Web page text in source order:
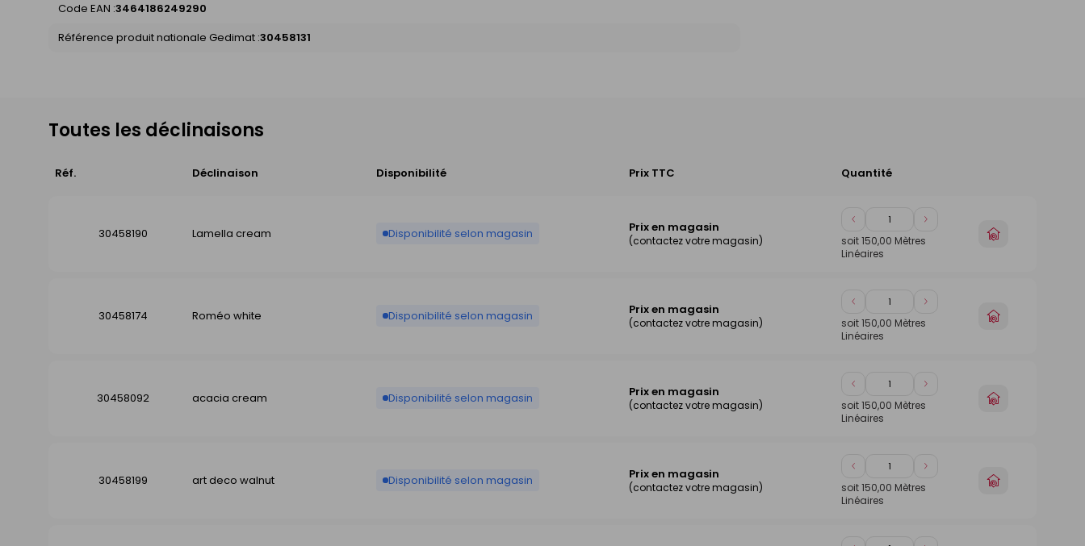
Code EAN :3464186249290
Référence produit nationale Gedimat :30458131
Toutes les déclinaisons
Réf. Déclinaison Disponibilité Prix TTC Quantité
30458190
Lamella cream Disponibilité selon magasin Prix en magasin
(contactez votre magasin)
Diminuer
de
1
Augmenter
de
soit150,00 Mètres
Linéaires
Choisir
30458174 Roméo white Disponibilité selon magasin Prix en magasin
(contactez votre magasin)
Diminuer
de
1
Augmenter
de
soit150,00 Mètres
Linéaires
Choisir
30458092 acacia cream Disponibilité selon magasin Prix en magasin
(contactez votre magasin)
Diminuer
de
1
Augmenter
de
soit150,00 Mètres
Linéaires
Choisir
30458199 art deco walnut Disponibilité selon magasin Prix en magasin
(contactez votre magasin)
Diminuer
de
1
Augmenter
de
soit150,00 Mètres
Linéaires
Choisir